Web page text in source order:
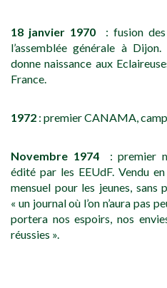
18 janvier 1970
: fusion
l’assemblée générale à
donne naissance aux
France.
1972 : premier CANAMA,
Novembre 1974
: premier
édité par les EEUdF. Vendu
mensuel pour les jeunes,
« un journal où l’on n’aura pas
portera nos espoirs, nos
réussies ».